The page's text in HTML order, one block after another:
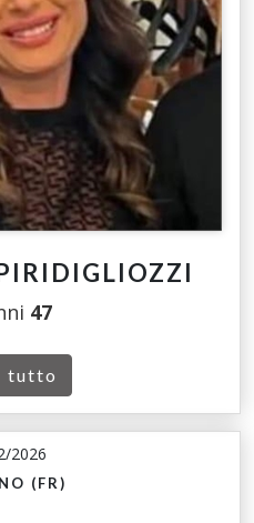
47
tutto
2026
(FR)